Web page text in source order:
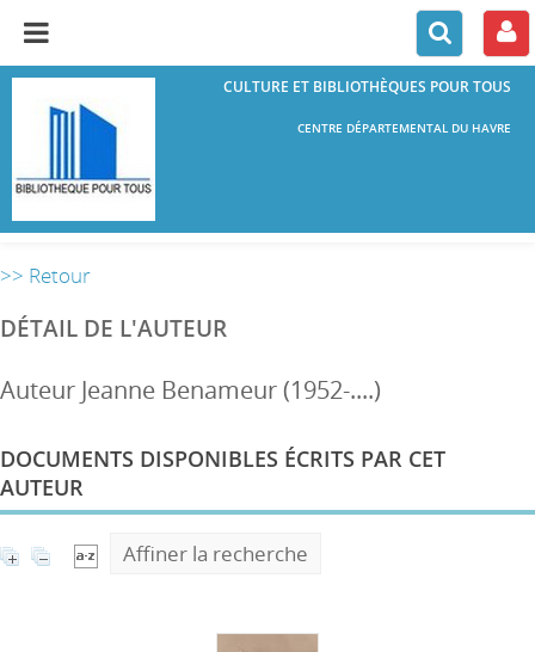
CULTURE ET BIBLIOTHÈQUES POUR TOUS
CENTRE DÉPARTEMENTAL DU HAVRE
>> Retour
DÉTAIL DE L'AUTEUR
Auteur Jeanne Benameur (1952-....)
DOCUMENTS DISPONIBLES ÉCRITS PAR CET
AUTEUR
Affiner la recherche